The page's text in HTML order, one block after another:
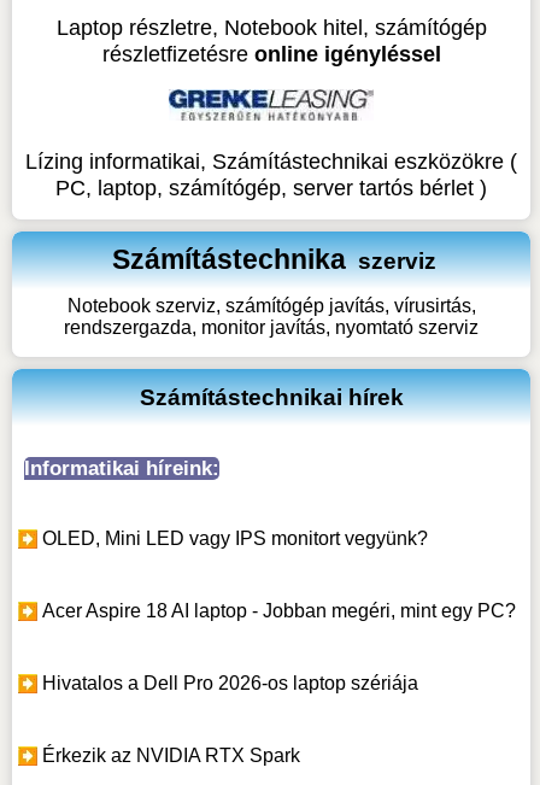
Laptop részletre, Notebook hitel, számítógép
részletfizetésre online igényléssel
Lízing informatikai, Számítástechnikai eszközökre (
PC, laptop, számítógép, server tartós bérlet )
Számítástechnika szerviz
Notebook szerviz, számítógép javítás, vírusirtás,
rendszergazda, monitor javítás, nyomtató szerviz
Számítástechnikai hírek
Informatikai híreink:
OLED, Mini LED vagy IPS monitort vegyünk?
Acer Aspire 18 AI laptop - Jobban megéri, mint egy PC?
Hivatalos a Dell Pro 2026-os laptop szériája
Érkezik az NVIDIA RTX Spark